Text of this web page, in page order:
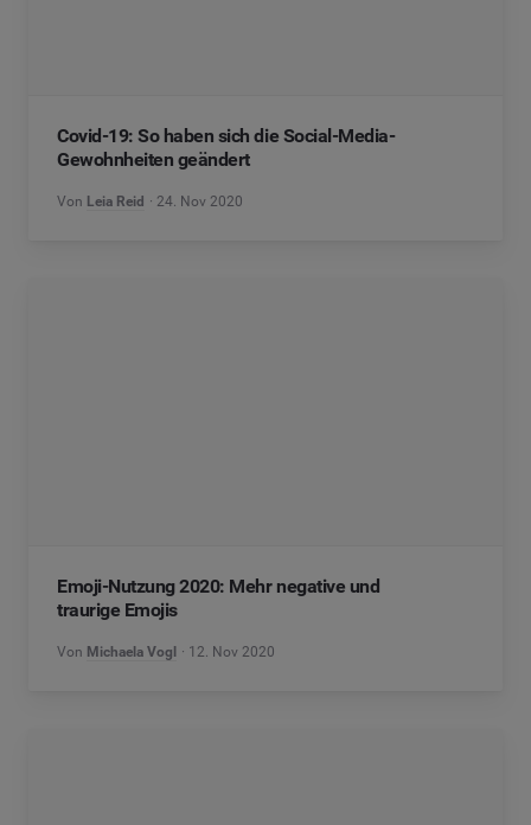
Covid-19: So haben sich die Social-Media-
Gewohnheiten geändert
Von Leia Reid 24. Nov 2020
Emoji-Nutzung 2020: Mehr negative und
traurige Emojis
Von Michaela Vogl 12. Nov 2020